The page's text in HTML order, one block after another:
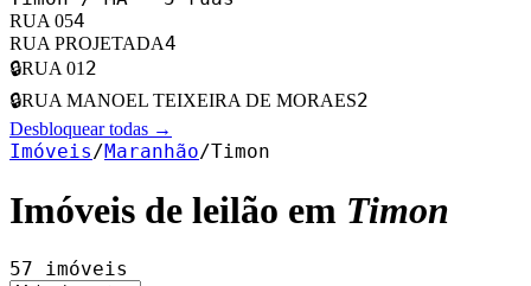
RUA 054
RUA PROJETADA4
🔒RUA 01 2
🔒RUA MANOEL TEIXEIRA DE MORAES2
Desbloquear todas →
Imóveis/Maranhão/Timon
Imóveis de leilão em Timon
57 imóveis